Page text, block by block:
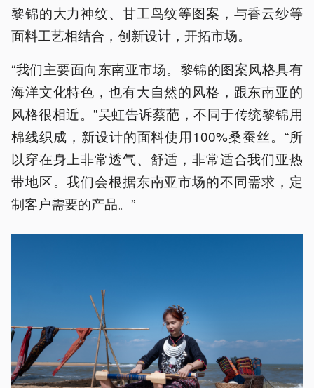
黎锦的大力神纹、甘工鸟纹等图案，与香云纱等
面料工艺相结合，创新设计，开拓市场。
“我们主要面向东南亚市场。黎锦的图案风格具有
海洋文化特色，也有大自然的风格，跟东南亚的
风格很相近。”吴虹告诉蔡葩，不同于传统黎锦用
棉线织成，新设计的面料使用100%桑蚕丝。“所
以穿在身上非常透气、舒适，非常适合我们亚热
带地区。我们会根据东南亚市场的不同需求，定
制客户需要的产品。”